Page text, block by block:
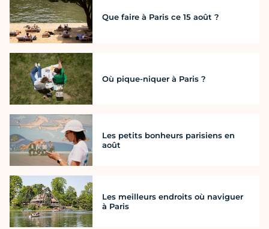
Que faire à Paris ce 15 août ?
Où pique-niquer à Paris ?
Les petits bonheurs parisiens en
août
Les meilleurs endroits où naviguer
à Paris